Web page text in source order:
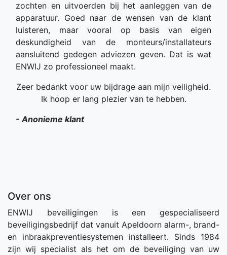
zochten en uitvoerden bij het aanleggen van de
apparatuur. Goed naar de wensen van de klant
luisteren, maar vooral op basis van eigen
deskundigheid van de monteurs/installateurs
aansluitend gedegen adviezen geven. Dat is wat
ENWIJ zo professioneel maakt.
Zeer bedankt voor uw bijdrage aan mijn veiligheid.
Ik hoop er lang plezier van te hebben.
- Anonieme klant
Over ons
ENWIJ beveiligingen is een gespecialiseerd
beveiligingsbedrijf dat vanuit Apeldoorn alarm-, brand-
en inbraakpreventiesystemen installeert. Sinds 1984
zijn wij specialist als het om de beveiliging van uw